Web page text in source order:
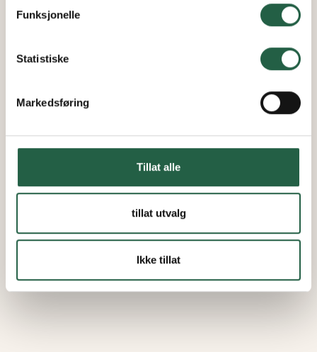
personopplysninger
Funksjonelle
Statistiske
Markedsføring
Tillat alle
tillat utvalg
Ikke tillat